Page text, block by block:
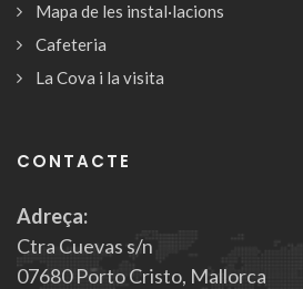
Mapa de les instal·lacions
Cafeteria
La Cova i la visita
CONTACTE
Adreça:
Ctra Cuevas s/n
07680 Porto Cristo, Mallorca